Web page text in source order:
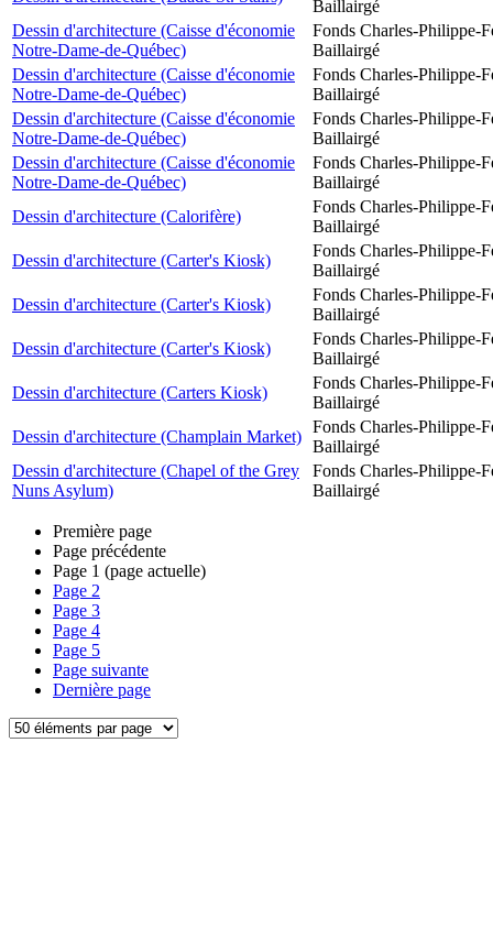
Baillairgé
Dessin d'architecture (Caisse d'économie
Notre-Dame-de-Québec)
Fonds Charles-Philippe-
Baillairgé
Dessin d'architecture (Caisse d'économie
Notre-Dame-de-Québec)
Fonds Charles-Philippe-
Baillairgé
Dessin d'architecture (Caisse d'économie
Notre-Dame-de-Québec)
Fonds Charles-Philippe-
Baillairgé
Dessin d'architecture (Caisse d'économie
Notre-Dame-de-Québec)
Fonds Charles-Philippe-
Baillairgé
Dessin d'architecture (Calorifère)
Fonds Charles-Philippe-
Baillairgé
Dessin d'architecture (Carter's Kiosk)
Fonds Charles-Philippe-
Baillairgé
Dessin d'architecture (Carter's Kiosk)
Fonds Charles-Philippe-
Baillairgé
Dessin d'architecture (Carter's Kiosk)
Fonds Charles-Philippe-
Baillairgé
Dessin d'architecture (Carters Kiosk)
Fonds Charles-Philippe-
Baillairgé
Dessin d'architecture (Champlain Market)
Fonds Charles-Philippe-
Baillairgé
Dessin d'architecture (Chapel of the Grey
Nuns Asylum)
Fonds Charles-Philippe-
Baillairgé
Première page
Page précédente
Page 1 (page actuelle)
Page 2
Page 3
Page 4
Page 5
Page suivante
Dernière page